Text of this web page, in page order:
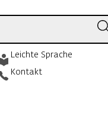
Leichte Sprache
Kontakt